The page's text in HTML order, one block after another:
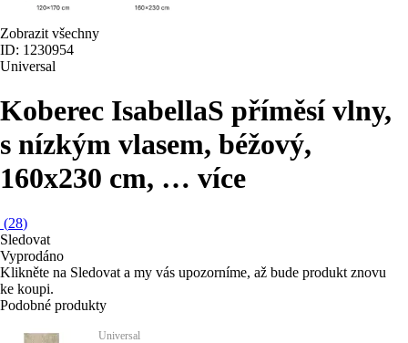
Zobrazit všechny
ID: 1230954
Universal
Koberec IsabellaS příměsí vlny,
s nízkým vlasem, béžový,
160x230 cm, … více
(28)
Sledovat
Vyprodáno
Klikněte na Sledovat a my vás upozorníme, až bude produkt znovu
ke koupi.
Podobné produkty
Universal